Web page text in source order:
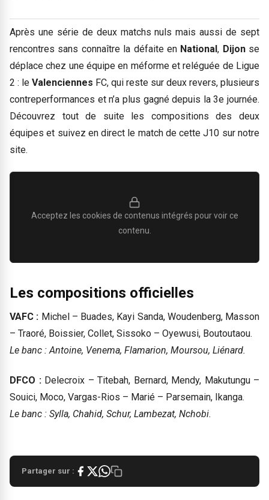
Après une série de deux matchs nuls mais aussi de sept
rencontres sans connaître la défaite en National, Dijonse
déplace chez une équipe en méforme et reléguée de Ligue
2 : le Valenciennes FC, qui reste sur deux revers, plusieurs
contreperformances et n’a plus gagné depuis la 3e journée.
Découvrez tout de suite les compositions des deux
équipes et suivez en direct le match de cette J10 sur notre
site.
Acceptez les cookies de contenus intégrés pour voir ce
contenu.
Les compositions officielles
VAFC : Michel – Buades, Kayi Sanda, Woudenberg, Masson
– Traoré, Boissier, Collet, Sissoko – Oyewusi, Boutoutaou.
Le banc : Antoine, Venema, Flamarion, Moursou, Liénard.
DFCO :Delecroix – Titebah, Bernard, Mendy, Makutungu –
Souici, Moco, Vargas-Rios – Marié – Parsemain, Ikanga.
Le banc : Sylla, Chahid, Schur, Lambezat, Nchobi.
Partager sur :